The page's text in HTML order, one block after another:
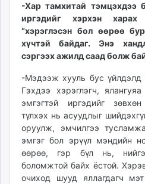
-Хар тамхитай тэмцэхдээ
иргэдийг хэрхэн
“хэрэглэсэн бол өөрөө
хүчтэй байдаг. Энэ
сэргээх ажилд саад болж
-Мэдээж хууль бус үйлдэлд
Гэхдээ хэрэглэгч,
эмгэгтэй иргэдийг
түлхэх нь асуудлыг
оруулж, эмчилгээ
эмгэг бол эрүүл мэндийн
өөрөө, гэр бүл нь,
боломжтой байх ёстой.
очиход шууд яллагдагч